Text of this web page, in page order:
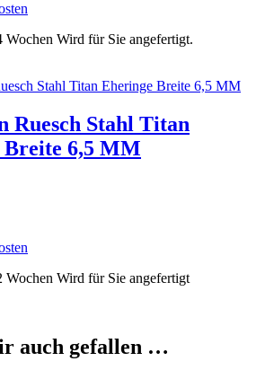
Wochen Wird für Sie angefertigt.
Ruesch Stahl Titan
Breite 6,5 MM
Wochen Wird für Sie angefertigt
auch gefallen …